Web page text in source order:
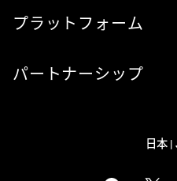
プラットフォーム
パートナーシップ
日本